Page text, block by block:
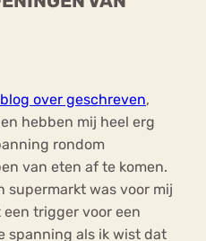
over geschreven,
hebben mij heel erg
rondom
van eten af te komen.
supermarkt was voor mij
trigger voor een
spanning als ik wist dat